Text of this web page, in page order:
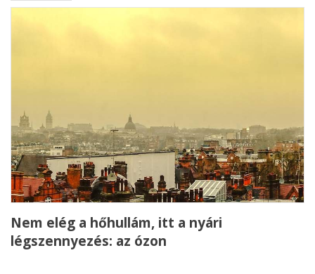
Nem elég a hőhullám, itt a nyári
légszennyezés: az ózon